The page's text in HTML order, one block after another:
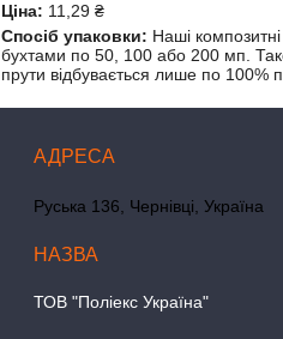
Ціна: 11,29 ₴
Спосіб упаковки: Наші
бухтами по 50, 100 або 200 мп.
прути відбувається лише по 100%
Руська 136, Чернівці, Україна
ТОВ "Поліекс Україна"